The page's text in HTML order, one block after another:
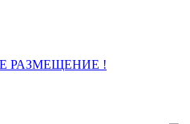
РАЗМЕЩЕНИЕ !